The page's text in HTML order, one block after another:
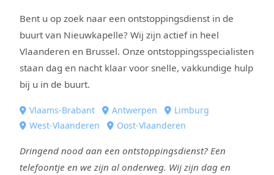
Bent u op zoek naar een ontstoppingsdienst in de
buurt van Nieuwkapelle? Wij zijn actief in heel
Vlaanderen en Brussel. Onze ontstoppingsspecialisten
staan dag en nacht klaar voor snelle, vakkundige hulp
bij u in de buurt.
Vlaams-Brabant Antwerpen
Limburg
West-Vlaanderen
Oost-Vlaanderen
Dringend nood aan een ontstoppingsdienst? Een
telefoontje en we zijn al onderweg. Wij zijn dag en